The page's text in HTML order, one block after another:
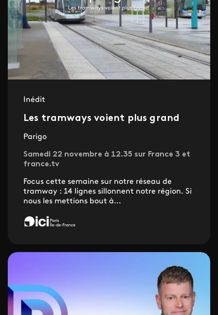
Inédit
Les tramways voient plus grand
Parigo
Samedi 22 novembre à 12.35 sur France 3 et
france.tv
Focus cette semaine sur notre réseau de
tramway : 14 lignes sillonnent notre région. Si
nous les mettions bout à...